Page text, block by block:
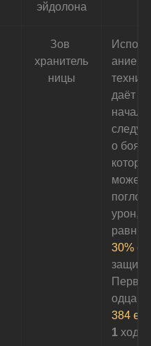
эйдолона
Зов
хранитель
ницы
ание
даёт в
о боя
может
урон,
30% от
одца
384 ед
1 ход